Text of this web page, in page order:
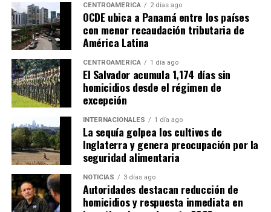
CENTROAMÉRICA 2 días ago
OCDE ubica a Panamá entre los países
con menor recaudación tributaria de
América Latina
CENTROAMÉRICA 1 día ago
El Salvador acumula 1,174 días sin
homicidios desde el régimen de
excepción
INTERNACIONALES 1 día ago
La sequía golpea los cultivos de
Inglaterra y genera preocupación por la
seguridad alimentaria
NOTICIAS 3 días ago
Autoridades destacan reducción de
homicidios y respuesta inmediata en